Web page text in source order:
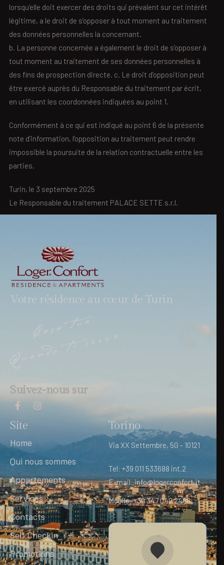
lorsqu’elle doit exercer des droits qui prévalent sur cet intérêt
légitime, a le droit de s’opposer à tout moment au traitement
des données personnelles la concernant.
b. La personne concernée a également le droit de s’opposer à
tout moment au traitement de ses données personnelles à
des fins de prospection directe. c. Le droit d’opposition peut
être exercé auprès du Responsable du traitement par écrit,
en utilisant les coordonnées indiquées au point 1.
Conformément à ce qui est indiqué au point 6 de la présente
note d’information, l’opposition au traitement peut rendre
impossible la poursuite de la relation contractuelle entre les
parties.
Turin, le 3 septembre 2025
Le Responsable du traitement PALACE SETTE s.r.l.
Votre résidence au cœur de Turin
Suivez-nous sur
Site
Home
Qui nous sommes
Appartements
Services
Contacts
Self Checkin
Promotions
Torino
Via XX Settembre, 5G - 10121
Tel: +39 011 533688 int.2
E-mail: info@logerconfort.it
Mobile: +39 347 049 2468